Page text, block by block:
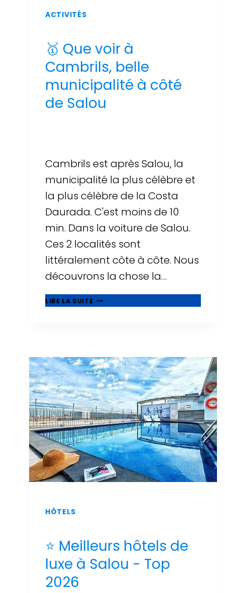
ACTIVITÉS
🥇 Que voir à
Cambrils, belle
municipalité à côté
de Salou
Cambrils est après Salou, la
municipalité la plus célèbre et
la plus célèbre de la Costa
Daurada. C'est moins de 10
min. Dans la voiture de Salou.
Ces 2 localités sont
littéralement côte à côte. Nous
découvrons la chose la…
LIRE LA SUITE🥇
QUE
MUNICIPALITÉ
À
CÔTÉ
DE
SALOU
HÔTELS
⭐ Meilleurs hôtels de
luxe à Salou - Top
2026